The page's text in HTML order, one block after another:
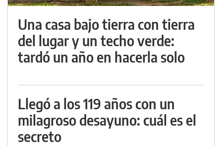
Una casa bajo tierra con tierra
del lugar y un techo verde:
tardó un año en hacerla solo
Llegó a los 119 años con un
milagroso desayuno: cuál es el
secreto